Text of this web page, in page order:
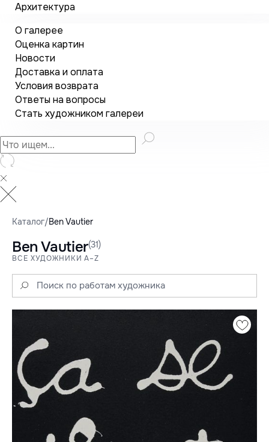
Архитектура
О галерее
Оценка картин
Новости
Доставка и оплата
Условия возврата
Ответы на вопросы
Стать художником галереи
Каталог/Ben Vautier
Ben Vautier(31)
ВСЕ ХУДОЖНИКИ A–Z